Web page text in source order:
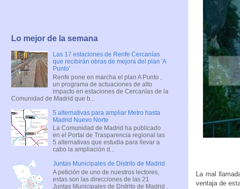
La mal
ventaja de
Lo mejor de la semana
Las 17 estaciones de Renfe Cercanías
que recibirán obras de mejora del plan 'A
Punto'
Renfe pone en marcha el plan A Punto ,
un programa de actuaciones de alto
impacto en estaciones de Cercanías de la
Comunidad de Madrid que b...
5 alternativas para ampliar Metro hasta
Madrid Nuevo Norte
La Comunidad de Madrid ha publicado
en el Portal de Trasparencia regional las
5 alternativas que estudia para llevar a
cabo la ampliación d...
Juntas Municipales de Distrito de Madrid
A petición de uno de nuestros lectores,
estas son las direcciones de las 21
Juntas Municipales de Distrito de Madrid .